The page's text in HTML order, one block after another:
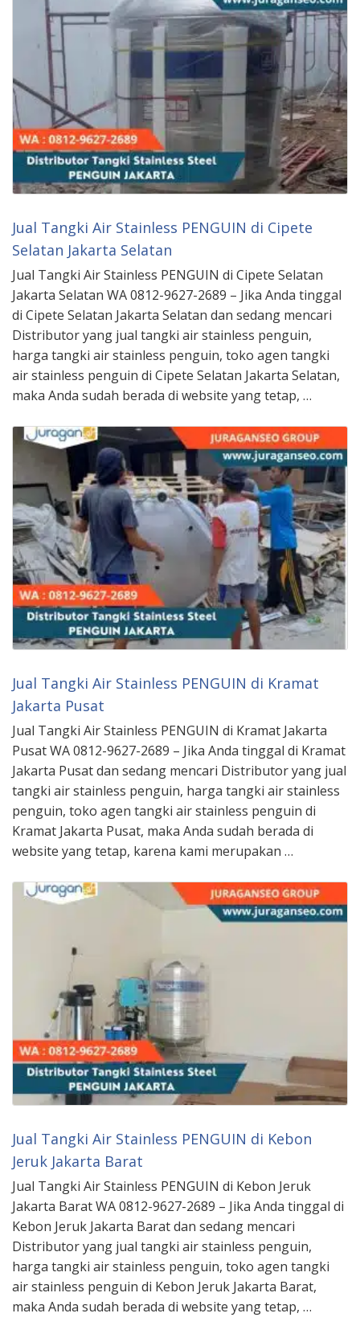
Jual Tangki Air Stainless PENGUIN di Cipete
Selatan Jakarta Selatan
Jual Tangki Air Stainless PENGUIN di Cipete Selatan
Jakarta Selatan WA 0812-9627-2689 – Jika Anda tinggal
di Cipete Selatan Jakarta Selatan dan sedang mencari
Distributor yang jual tangki air stainless penguin,
harga tangki air stainless penguin, toko agen tangki
air stainless penguin di Cipete Selatan Jakarta Selatan,
maka Anda sudah berada di website yang tetap, …
Jual Tangki Air Stainless PENGUIN di Kramat
Jakarta Pusat
Jual Tangki Air Stainless PENGUIN di Kramat Jakarta
Pusat WA 0812-9627-2689 – Jika Anda tinggal di Kramat
Jakarta Pusat dan sedang mencari Distributor yang jual
tangki air stainless penguin, harga tangki air stainless
penguin, toko agen tangki air stainless penguin di
Kramat Jakarta Pusat, maka Anda sudah berada di
website yang tetap, karena kami merupakan …
Jual Tangki Air Stainless PENGUIN di Kebon
Jeruk Jakarta Barat
Jual Tangki Air Stainless PENGUIN di Kebon Jeruk
Jakarta Barat WA 0812-9627-2689 – Jika Anda tinggal di
Kebon Jeruk Jakarta Barat dan sedang mencari
Distributor yang jual tangki air stainless penguin,
harga tangki air stainless penguin, toko agen tangki
air stainless penguin di Kebon Jeruk Jakarta Barat,
maka Anda sudah berada di website yang tetap, …